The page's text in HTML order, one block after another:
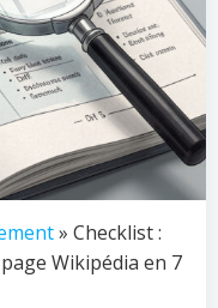
» Checklist :
Wikipédia en 7